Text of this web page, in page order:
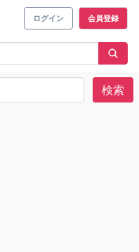
ログイン 会員登録
検索